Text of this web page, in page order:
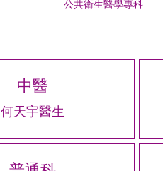
公共衛生醫學專科
中醫
何天宇醫生